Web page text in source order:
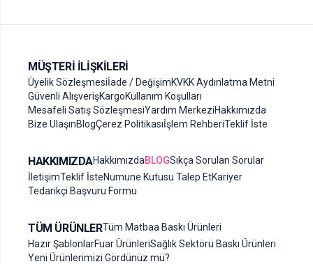
MÜŞTERI İLIŞKILERI
Üyelik Sözleşmesiİade / DeğişimKVKK Aydınlatma Metni
Güvenli AlışverişKargoKullanım Koşulları
Mesafeli Satış SözleşmesiYardım MerkeziHakkımızda
Bize UlaşınBlogÇerez Politikasıİşlem RehberiTeklif İste
HAKKIMIZDAHakkımızdaBLOGSıkça Sorulan Sorular
İletişimTeklif İsteNumune Kutusu Talep EtKariyer
Tedarikçi Başvuru Formu
TÜM ÜRÜNLERTüm Matbaa Baskı Ürünleri
Hazır ŞablonlarFuar ÜrünleriSağlık Sektörü Baskı Ürünleri
Yeni Ürünlerimizi Gördünüz mü?